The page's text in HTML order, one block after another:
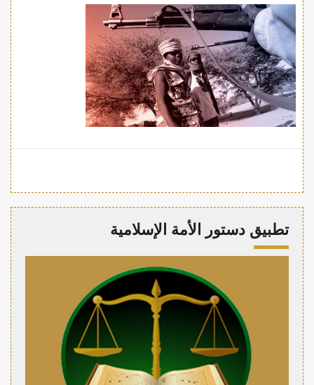
تطبيق دستور الأمة الإسلامية